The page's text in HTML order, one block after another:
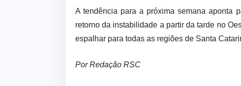
A tendência para a próxima semana aponta
retorno da instabilidade a partir da tarde no
espalhar para todas as regiões de Santa
Por Redação RSC